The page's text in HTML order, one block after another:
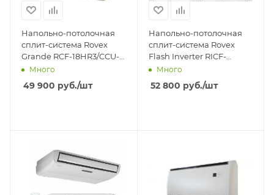
Напольно-потолочная
сплит-система Rovex
Grande RCF-18HR3/CCU-
18HR3
Много
49 900 руб./шт
Напольно-потолочная
сплит-система Rovex
Flash Inverter RICF-
18HR1/CICU-18HR1
Много
52 800 руб./шт